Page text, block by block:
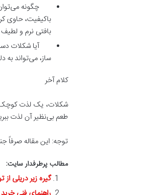
چگونه
باکیفیت، حاوی
بافتی نرم و لطیف
آیا شکلات
ساز، می‌تواند
کلام آخر
شکلات، یک لذت کوچک
طعم بی‌نظیر آن لذت
توجه: این مقاله صرفاً
مطالب پرطرفدار سایت:
گیره زیر دریلی